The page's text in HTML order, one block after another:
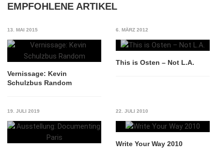
EMPFOHLENE ARTIKEL
13. MAI 2015
Vernissage: Kevin
Schulzbus Random
6. MÄRZ 2012
This is Osten – Not L.A.
19. JULI 2019 22. JULI 2010
Write Your Way 2010